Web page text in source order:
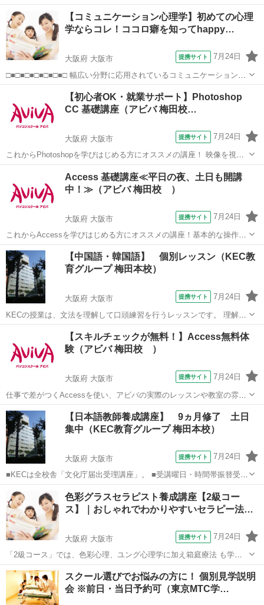
期（7月開始）の2種類の時期があり、前期には、■水曜30時間コース
と■日曜30時間コースの2コース■前期60時間と後期（検定直前対策コ
ース）30時間を加えた9...
大阪 大阪市
【コミュニケーション心理学】初めての心理
学ならコレ！ココロ癖を知ってhappy…
大阪府 大阪市 提携サイト 7月24日
□■□■□■□■□■□■□ 幅広い分野に応用されているコミュニケーション心
理学 ビジネス、プライベートはもちろん 就活、面接にも力を発揮
となる心理...
セラピー
【初心者OK・就業サポート】Photoshop
CC 基礎講座（アビバ 梅田校…
大阪府 大阪市 提携サイト 7月24日
これからPhotoshopを学びはじめる方にオススメの講座！ 映像を視聴
しながら操作を行い、操作の基本からPhotohopの醍醐味である画像合
成や画像加工のスキルまで学習していきます。 実際の制作時に活かし
やすいよう、「何...
Photoshop
Access 基礎講座≪平日の夜、土日も開講
中！≫（アビバ 梅田校 ）
大阪府 大阪市 提携サイト 7月24日
これからAccessを学びはじめる方にオススメの講座！基本的な操作か
らリレーションシップなど、データベース管理ソフトであるAccessの
醍醐味を学ぶ事ができる講座です。 ■学習内容■ 基本操作・テーブ
ル・クエリ・フォーム...
大阪 大阪市 アクセス
【中国語・韓国語】 個別レッスン（KEC教
育グループ 梅田本校）
大阪府 大阪市 提携サイト 7月24日
KECの授業は、文法を理解して口頭練習を行うレッスンです。 理解し
た内容を使って何度も何度も発話。 文法や発音に自信のない人も文法
理解と発話練習で会話力を確実に養成することができます。
中国語
【スキルチェックが無料！】Access無料体
験（アビバ 梅田校 ）
大阪府 大阪市 提携サイト 7月24日
仕事で差がつくAccessを使い、アビバの実際のレッスンや教室の雰囲
気を無料で体験♪ 商品・売上管理・顧客情報管理といった大量データ
を扱う方をはじめ、マーケティング・経営分析を行う方など、あなた
に合ったメニューで体験していた...
大阪 大阪市 アクセス
【日本語教師養成講座】 9ヵ月修了 土日
集中（KEC教育グループ 梅田本校）
大阪府 大阪市 提携サイト 7月24日
■KECは全校舎「文化庁届出受理講座」。 ■受講曜日・時間帯振替受
講、校舎間振替受講、休学制度、動画視聴（基礎理論）と資格への万
全なフォロー体制。 ■3年間無料再履修システム：入学から3年以内は
何度でも無料で再履修が可能（基...
大阪 大阪市 その他
色彩グラスセラピスト養成講座【2級コー
ス】｜おしゃれでわかりやすいセラピー法
大阪府 大阪市 提携サイト 7月24日
「2級コース」では、色彩心理、ユング心理学に加え箱庭療法 も学ん
でいきます。 ロールプレイを中心に行っていきますので、ワークの幅
も広がり、よりセラピストとしての技術を深めていきます。 セラピス
トを目指す方はもち...
大阪 大阪市 セラピー
スクール選びでお悩みの方に！ 個別見学説明
会 ※前日・当日予約可（東京MTC学…